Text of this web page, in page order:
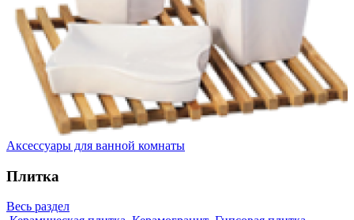
Аксессуары для ванной комнаты
Плитка
Весь раздел